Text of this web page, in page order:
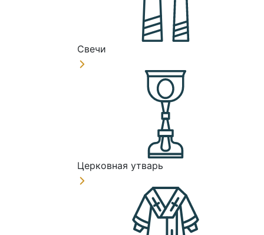
Свечи
Церковная утварь